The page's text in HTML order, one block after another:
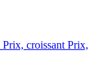
Prix, croissant Prix,